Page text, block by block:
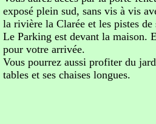
exposé plein sud, sans vis à vis
la rivière la Clarée et les pistes
Le Parking est devant la maison.
pour votre arrivée.
Vous pourrez aussi profiter du
tables et ses chaises longues.